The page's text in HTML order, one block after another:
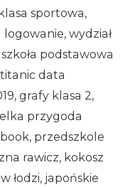
sportowa,
wydział
podstawowa
data
grafy klasa 2,
przygoda
przedszkole
rawicz, kokosz
łodzi, japońskie